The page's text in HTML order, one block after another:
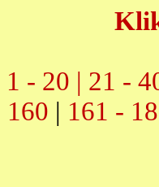
1 - 20 | 21 -
160 | 161 -